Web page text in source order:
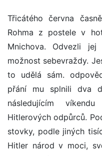
Třicátého června
Rohma z postele v
Mnichova. Odvezli
možnost sebevraždy.
to udělá sám.
přání mu splnili dva
následujícím
Hitlerových odpůrců.
stovky, podle jiných
Hitler národ v moci,